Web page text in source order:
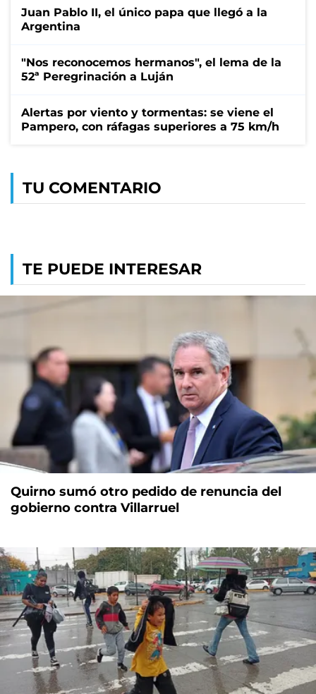
Juan Pablo II, el único papa que llegó a la
Argentina
"Nos reconocemos hermanos", el lema de la
52ª Peregrinación a Luján
Alertas por viento y tormentas: se viene el
Pampero, con ráfagas superiores a 75 km/h
TU COMENTARIO
TE PUEDE INTERESAR
Quirno sumó otro pedido de renuncia del
gobierno contra Villarruel